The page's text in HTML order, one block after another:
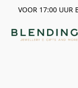
VOOR 17:00 UUR